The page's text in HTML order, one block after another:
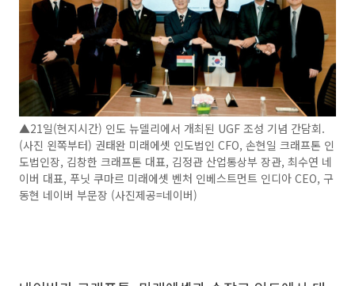
▲21일(현지시간) 인도 뉴델리에서 개최된 UGF 조성 기념 간담회.
(사진 왼쪽부터) 권태완 미래에셋 인도법인 CFO, 손현일 크래프톤 인
도법인장, 김창한 크래프톤 대표, 김정관 산업통상부 장관, 최수연 네
이버 대표, 푸닛 쿠마르 미래에셋 벤처 인베스트먼트 인디아 CEO, 구
동현 네이버 부문장 (사진제공=네이버)